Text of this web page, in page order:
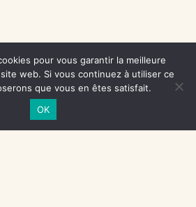
pour vous garantir la meilleure
web. Si vous continuez à utiliser ce
que vous en êtes satisfait.
OK